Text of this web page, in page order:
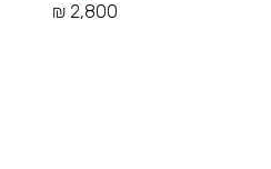
2,800 ₪